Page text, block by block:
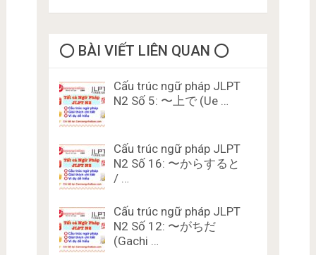
⭕️ BÀI VIẾT LIÊN QUAN ⭕️
Cấu trúc ngữ pháp JLPT
N2 Số 5: 〜上で (Ue …
Cấu trúc ngữ pháp JLPT
N2 Số 16: 〜からすると
/ …
Cấu trúc ngữ pháp JLPT
N2 Số 12: 〜がちだ
(Gachi …